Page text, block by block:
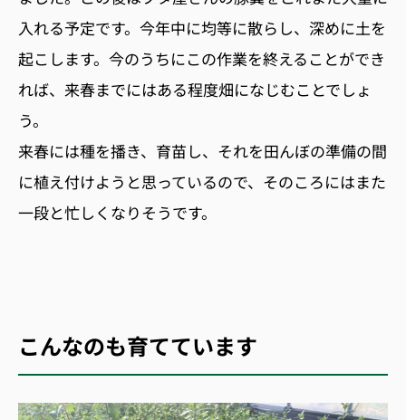
入れる予定です。今年中に均等に散らし、深めに土を
起こします。今のうちにこの作業を終えることができ
れば、来春までにはある程度畑になじむことでしょ
う。
来春には種を播き、育苗し、それを田んぼの準備の間
に植え付けようと思っているので、そのころにはまた
一段と忙しくなりそうです。
こんなのも育てています